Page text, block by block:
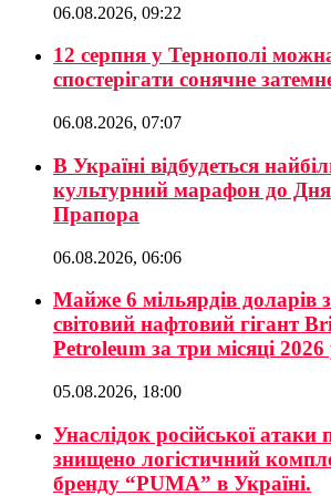
06.08.2026, 09:22
12 серпня у Тернополі
спостерігати сонячне
06.08.2026, 07:07
В Україні відбудеться
культурний марафон до Дня
Прапора
06.08.2026, 06:06
Майже 6 мільярдів доларів
світовий нафтовий гігант
Petroleum за три місяці
05.08.2026, 18:00
Унаслідок російської атаки
знищено логістичний
бренду “PUMA” в Україні.